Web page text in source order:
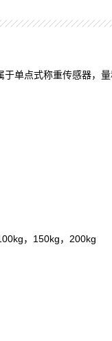
于单点式称重传感器，
，150kg，200kg